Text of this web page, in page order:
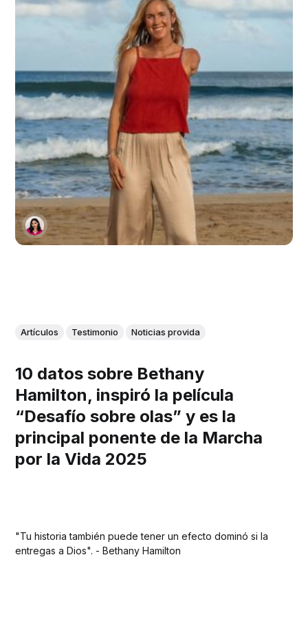
Artículos Testimonio Noticias provida
10 datos sobre Bethany
Hamilton, inspiró la película
“Desafío sobre olas” y es la
principal ponente de la Marcha
por la Vida 2025
"Tu historia también puede tener un efecto dominó si la
entregas a Dios". - Bethany Hamilton